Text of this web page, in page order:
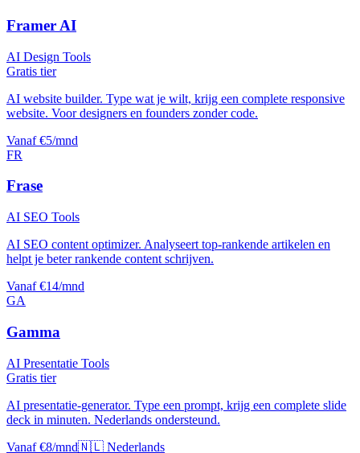
Framer AI
AI Design Tools
Gratis tier
AI website builder. Type wat je wilt, krijg een complete responsive
website. Voor designers en founders zonder code.
Vanaf €5/mnd
FR
Frase
AI SEO Tools
AI SEO content optimizer. Analyseert top-rankende artikelen en
helpt je beter rankende content schrijven.
Vanaf €14/mnd
GA
Gamma
AI Presentatie Tools
Gratis tier
AI presentatie-generator. Type een prompt, krijg een complete slide
deck in minuten. Nederlands ondersteund.
Vanaf €8/mnd🇳🇱 Nederlands